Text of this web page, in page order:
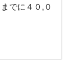
でに４０,０